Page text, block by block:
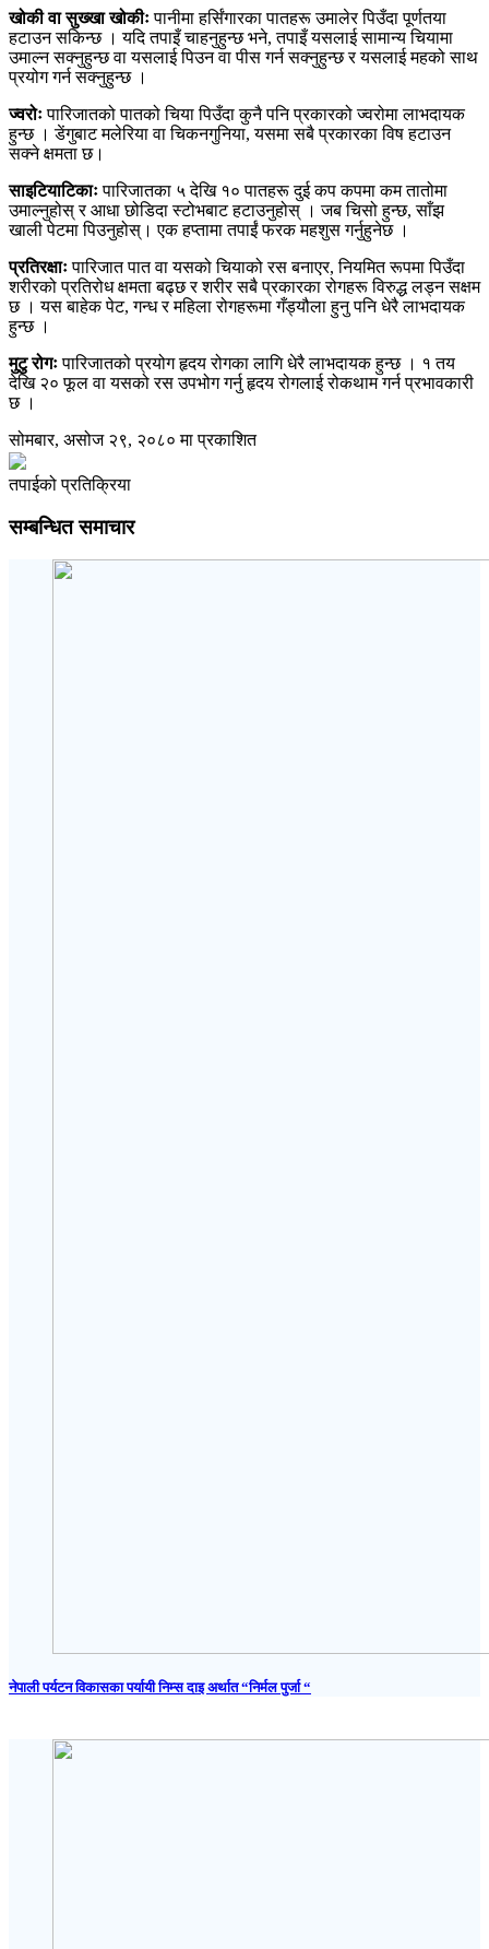
खोकी वा सुख्खा खोकीःपानीमा हर्सिंगारका पातहरू उमालेर पिउँदा पूर्णतया
हटाउन सकिन्छ । यदि तपाइँ चाहनुहुन्छ भने, तपाइँ यसलाई सामान्य चियामा
उमाल्न सक्नुहुन्छ वा यसलाई पिउन वा पीस गर्न सक्नुहुन्छ र यसलाई महको साथ
प्रयोग गर्न सक्नुहुन्छ ।
ज्वरोःपारिजातको पातको चिया पिउँदा कुनै पनि प्रकारको ज्वरोमा लाभदायक
हुन्छ । डेंगुबाट मलेरिया वा चिकनगुनिया, यसमा सबै प्रकारका विष हटाउन
सक्ने क्षमता छ।
साइटियाटिकाःपारिजातका ५ देखि १० पातहरू दुई कप कपमा कम तातोमा
उमाल्नुहोस् र आधा छोडिदा स्टोभबाट हटाउनुहोस् । जब चिसो हुन्छ, साँझ
खाली पेटमा पिउनुहोस्। एक हप्तामा तपाईं फरक महशुस गर्नुहुनेछ ।
प्रतिरक्षाःपारिजात पात वा यसको चियाको रस बनाएर, नियमित रूपमा पिउँदा
शरीरको प्रतिरोध क्षमता बढ्छ र शरीर सबै प्रकारका रोगहरू विरुद्ध लड्न सक्षम
छ । यस बाहेक पेट, गन्ध र महिला रोगहरूमा गँड्यौला हुनु पनि धेरै लाभदायक
हुन्छ ।
मुटु रोगःपारिजातको प्रयोग हृदय रोगका लागि धेरै लाभदायक हुन्छ । १ तय
देखि २० फूल वा यसको रस उपभोग गर्नु हृदय रोगलाई रोकथाम गर्न प्रभावकारी
छ ।
सोमबार, असोज २९, २०८० मा प्रकाशित
तपाईको प्रतिक्रिया
सम्बन्धित समाचार
नेपाली पर्यटन विकासका पर्यायी निम्स दाइ अर्थात “निर्मल पुर्जा “